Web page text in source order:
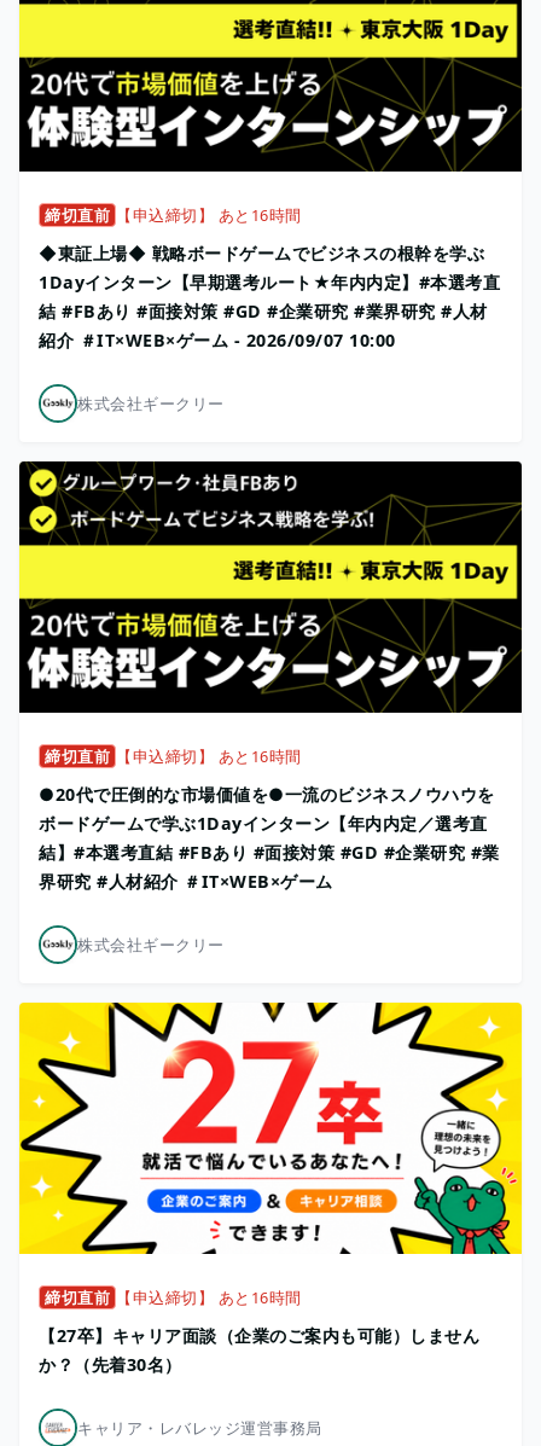
締切直前 【申込締切】 あと16時間
◆東証上場◆ 戦略ボードゲームでビジネスの根幹を学ぶ
1Dayインターン【早期選考ルート★年内内定】#本選考直
結 #FBあり #面接対策 #GD #企業研究 #業界研究 #人材
紹介 ＃IT×WEB×ゲーム - 2026/09/07 10:00
株式会社ギークリー
締切直前 【申込締切】 あと16時間
●20代で圧倒的な市場価値を●一流のビジネスノウハウを
ボードゲームで学ぶ1Dayインターン【年内内定／選考直
結】#本選考直結 #FBあり #面接対策 #GD #企業研究 #業
界研究 #人材紹介 ＃IT×WEB×ゲーム
株式会社ギークリー
締切直前 【申込締切】 あと16時間
【27卒】キャリア面談（企業のご案内も可能）しません
か？（先着30名）
キャリア・レバレッジ運営事務局